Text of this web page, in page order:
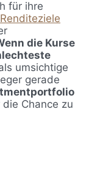
für ihre
die Kurse
umsichtige
gerade
Chance zu